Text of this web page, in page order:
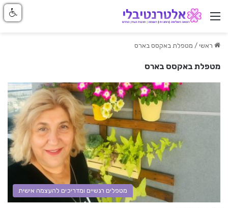
ניווט באתר
ראשי / מטפלת באקסס בארס
מטפלת באקסס בארס
מטפלים רגשיים ומדריכים להעצמה אישית